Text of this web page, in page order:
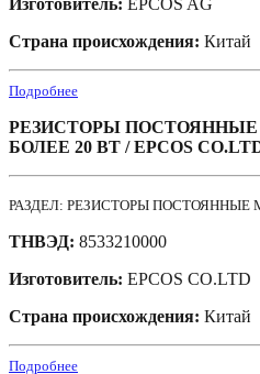
Изготовитель: EPCOS AG
Страна происхождения: Китай
Подробнее
РЕЗИСТОРЫ
БОЛЕЕ 20 ВТ / EPCOS
РАЗДЕЛ: РЕЗИСТОРЫ ПОСТОЯННЫЕ
ТНВЭД: 8533210000
Изготовитель: EPCOS CO.LTD
Страна происхождения: Китай
Подробнее